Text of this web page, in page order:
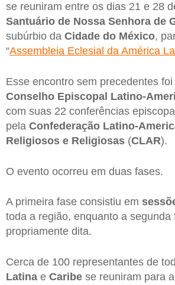
se reuniram entre os dias 21 e 28
Santuário de Nossa Senhora de
subúrbio da Cidade do México,
“Assembleia Eclesial da América
Esse encontro sem precedentes
Conselho Episcopal Latino-
com suas 22 conferências
pela Confederação Latino-
Religiosos e Religiosas (CLAR).
O evento ocorreu em duas fases.
A primeira fase consistiu em
toda a região, enquanto a segunda
propriamente dita.
Cerca de 100 representantes de
Latina e Caribe se reuniram para